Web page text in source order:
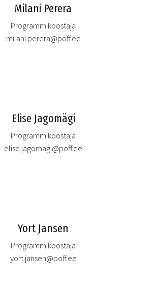
Milani Perera
Programmikoostaja
milani.perera@poff.ee
Elise Jagomägi
Programmikoostaja
elise.jagomagi@poff.ee
Yort Jansen
Programmikoostaja
yort.jansen@poff.ee